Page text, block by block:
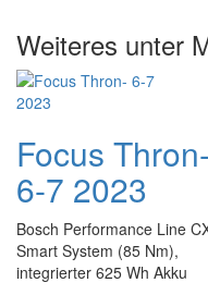
Weiteres unter
Focus Thron-
6-7 2023
Bosch Performance Line
Smart System (85 Nm),
integrierter 625 Wh Akku